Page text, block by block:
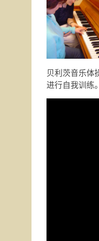
贝利茨音乐体
进行自我训练